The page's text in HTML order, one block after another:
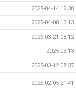
2025-04-14 12:38
2025-04-08 13:13
2025-03-21 08:12
2025-03-13
2025-03-12 08:37
2025-02-05 21:41